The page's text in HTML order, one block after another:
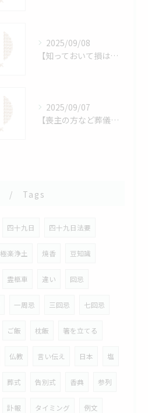
2025/09/08
【知っておいて損はない！】手水とは？神社参拝前に行う清めの作法とその意味！
2025/09/07
【喪主の方など葬儀を行う方必見！】樹木葬の費用相場はいくら？メリット・注意点も紹介！
Tags
四十九日 四十九日法要
極楽浄土 焼香 豆知識
霊柩車 違い 回忌
一周忌 三回忌 七回忌
ご飯 枕飯 箸を立てる
仏教 言い伝え 日本 塩
葬式 告別式 香典 参列
訃報 タイミング 例文